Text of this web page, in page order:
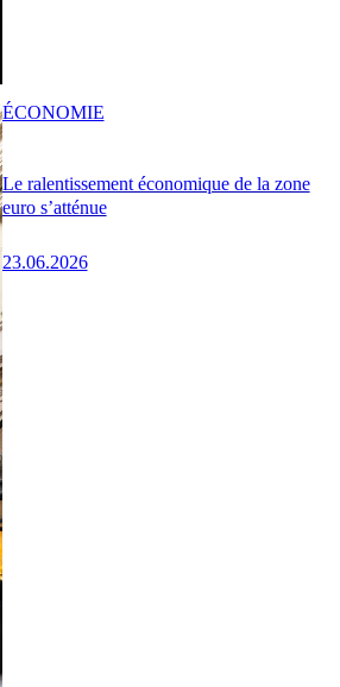
Le ralentissement économique de la zone
euro s’atténue
23.06.2026
ÉCONOMIE